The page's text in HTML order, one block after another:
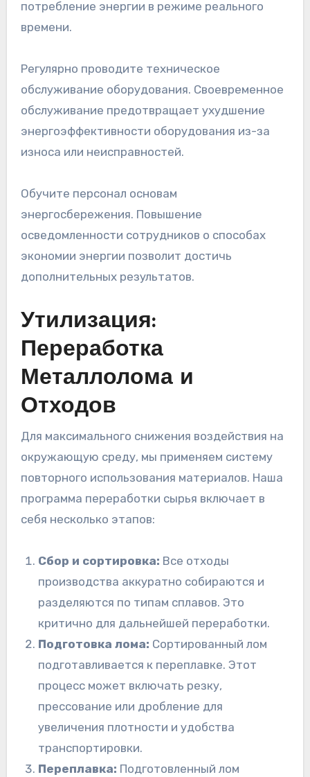
потребление энергии в режиме реального
времени.
Регулярно проводите техническое
обслуживание оборудования. Своевременное
обслуживание предотвращает ухудшение
энергоэффективности оборудования из-за
износа или неисправностей.
Обучите персонал основам
энергосбережения. Повышение
осведомленности сотрудников о способах
экономии энергии позволит достичь
дополнительных результатов.
Утилизация:
Переработка
Металлолома и
Отходов
Для максимального снижения воздействия на
окружающую среду, мы применяем систему
повторного использования материалов. Наша
программа переработки сырья включает в
себя несколько этапов:
Сбор и сортировка: Все отходы
производства аккуратно собираются и
разделяются по типам сплавов. Это
критично для дальнейшей переработки.
Подготовка лома: Сортированный лом
подготавливается к переплавке. Этот
процесс может включать резку,
прессование или дробление для
увеличения плотности и удобства
транспортировки.
Переплавка: Подготовленный лом